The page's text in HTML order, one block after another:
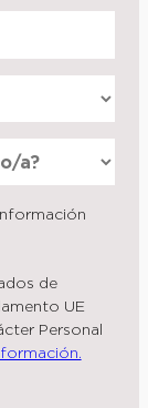
de
UE
Personal